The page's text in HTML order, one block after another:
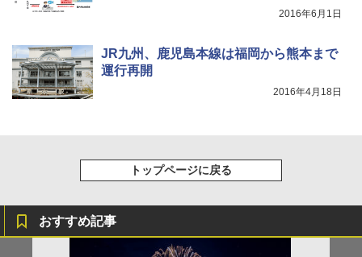
[キャンパーズコレクション 山善] 傘みたいに
広げるだけ パッとサッとテント キューブワ
イド ブラックコーティング フルクローズ メ
着替えテント トイレテント 透けない【換気
通気窓付き】収納袋付き UVカット 防水 防災
コンパクト iimono117 (ブルー)
2016年6月1日
JR九州、鹿児島本線は福岡から熊本まで
運行再開
2016年4月18日
トップページに戻る
おすすめ記事